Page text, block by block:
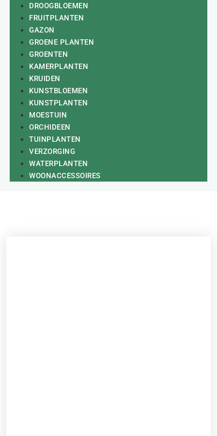
DROOGBLOEMEN
FRUITPLANTEN
GAZON
GROENE PLANTEN
GROENTEN
KAMERPLANTEN
KRUIDEN
KUNSTBLOEMEN
KUNSTPLANTEN
MOESTUIN
ORCHIDEEN
TUINPLANTEN
VERZORGING
WATERPLANTEN
WOONACCESSOIRES